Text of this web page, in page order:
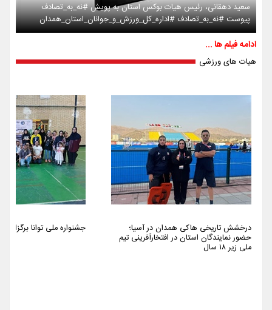
سعید دهقانی، رئیس هیات بوکس استان به پویش #نه_به_تصادف
پیوست #نه_به_تصادف #اداره_کل_ورزش_و_جوانان_استان_همدان
ادامه فیلم ها ...
هیات های ورزشی
درخشش تاریخی هاکی همدان در آسیا؛
حضور نمایندگان استان در افتخارآفرینی تیم
ملی زیر ۱۸ سال
جشنواره ملی توانا برگزار شد